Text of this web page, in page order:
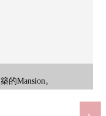
的Mansion。
貌地使用。
貌地使用。
禮貌地使用。
禮貌地使用。
帶的西式房間。好像作
。
。
Mansion。
Mansion。
的Mansion。
的Mansion。
貌地管理。
貌地管理。
社開發商的Mansion。
770m)
約890m)
(約430m)
790m)